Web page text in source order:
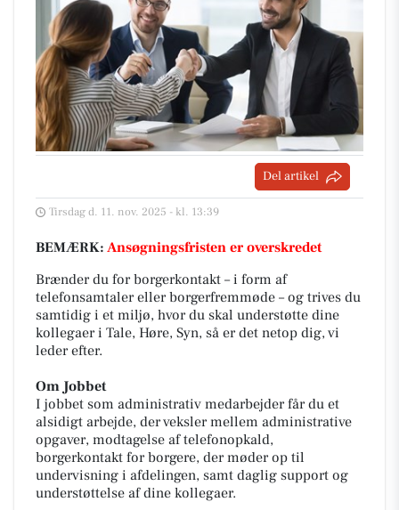
Del artikel
Tirsdag d. 11. nov. 2025 - kl. 13:39
BEMÆRK: Ansøgningsfristen er overskredet
Brænder du for borgerkontakt – i form af
telefonsamtaler eller borgerfremmøde – og trives du
samtidig i et miljø, hvor du skal understøtte dine
kollegaer i Tale, Høre, Syn, så er det netop dig, vi
leder efter.
Om Jobbet
I jobbet som administrativ medarbejder får du et
alsidigt arbejde, der veksler mellem administrative
opgaver, modtagelse af telefonopkald,
borgerkontakt for borgere, der møder op til
undervisning i afdelingen, samt daglig support og
understøttelse af dine kollegaer.